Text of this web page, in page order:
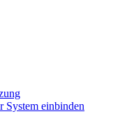
einbinden